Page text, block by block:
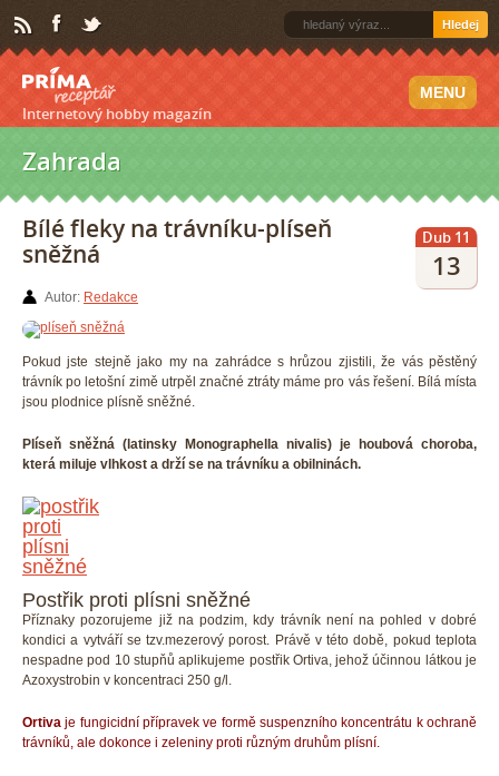
Hledej
Internetový hobby magazín
MENU
Zahrada
Bílé fleky na trávníku-plíseň
sněžná
Dub 11
13
Autor: Redakce
Pokud jste stejně jako my na zahrádce s hrůzou zjistili, že vás pěstěný
trávník po letošní zimě utrpěl značné ztráty máme pro vás řešení. Bílá místa
jsou plodnice plísně sněžné.
Plíseň sněžná (latinsky Monographella nivalis) je houbová choroba,
která miluje vlhkost a drží se na trávníku a obilninách.
Postřik proti plísni sněžné
Příznaky pozorujeme již na podzim, kdy trávník není na pohled v dobré
kondici a vytváří se tzv.mezerový porost. Právě v této době, pokud teplota
nespadne pod 10 stupňů aplikujeme postřik Ortiva, jehož účinnou látkou je
Azoxystrobin v koncentraci 250 g/l.
Ortiva je fungicidní přípravek ve formě suspenzního koncentrátu k ochraně
trávníků, ale dokonce i zeleniny proti různým druhům plísní.